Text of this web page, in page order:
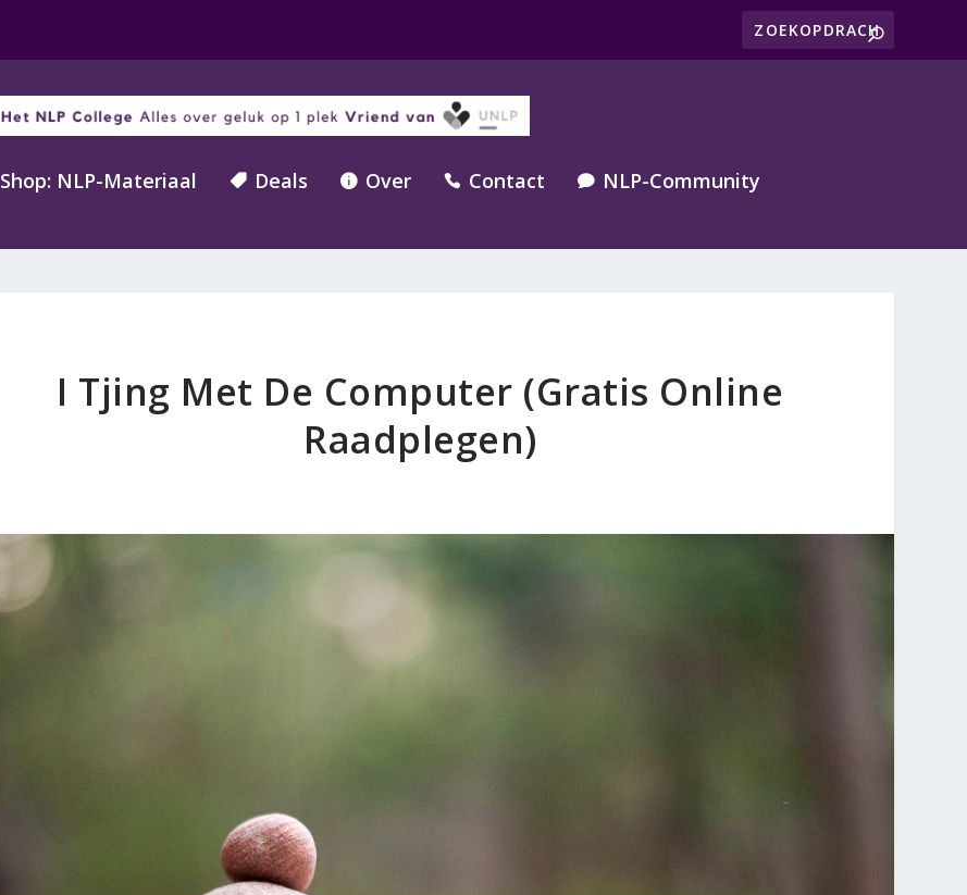
Shop: NLP-Materiaal  Deals  Over  Contact  NLP-Community
I Tjing Met De Computer (Gratis Online
Raadplegen)